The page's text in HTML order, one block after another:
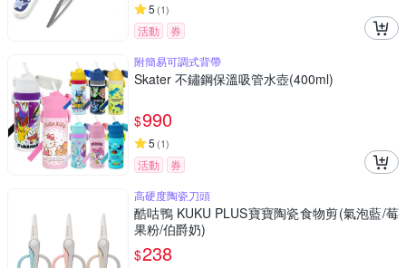
5 (1)
活動
券
附簡易可調式背帶
Skater 不鏽鋼保溫吸管水壺(400ml)
$990
5 (1)
活動
券
高硬度陶瓷刀頭
酷咕鴨 KUKU PLUS寶寶陶瓷食物剪(氣泡藍/莓
果粉/伯爵奶)
$238